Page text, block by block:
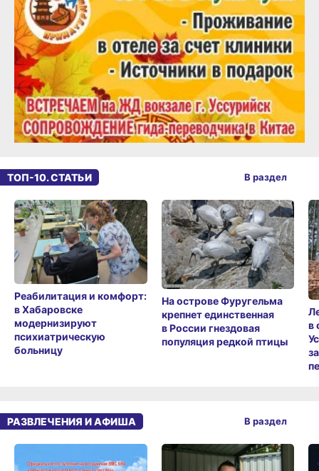
ТОП-10. СТАТЬИ
Реабилитация и комфорт:
в Хабаровске
модернизируют
психиатрическую
больницу
На острове Фуругельма
крепнет единственная
в России гнездовая
популяция редкой птицы
в
В раздел
РАЗВЛЕЧЕНИЯ И АФИША В раздел